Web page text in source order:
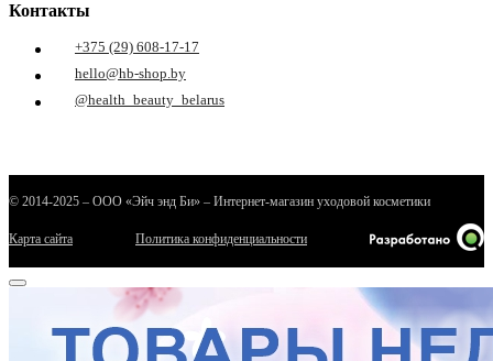
Контакты
+375 (29) 608-17-17
hello@hb-shop.by
@health_beauty_belarus
© 2014-2025 – ООО «Эйч энд Би» – Интернет-магазин уходовой косметики
Карта сайта Политика конфиденциальности